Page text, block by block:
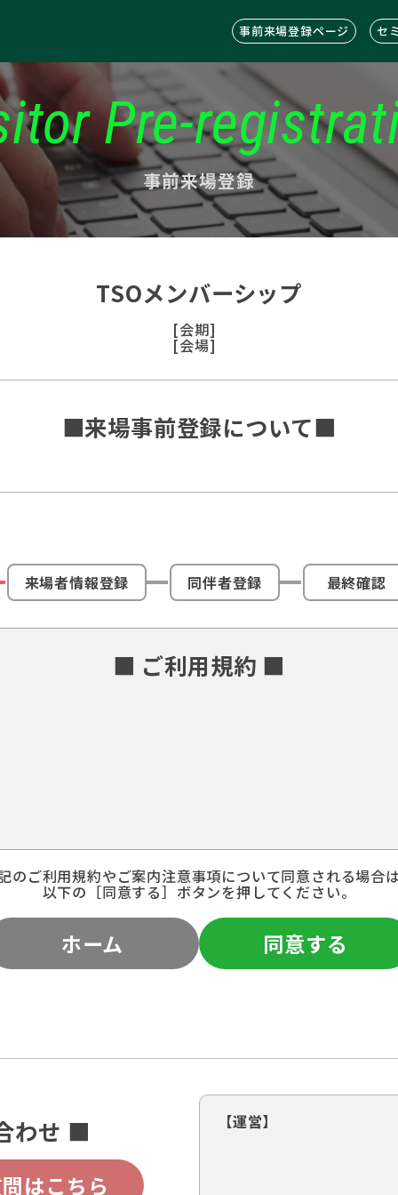
事前来場登録ページ セ
Pre-
事前来場登録
TSOメンバーシップ
[会期]
[会場]
■来場事前登録について■
来場者情報登録 同伴者登録 最終確認
■ ご利用規約 ■
のご利用規約やご案内注意事項について同意される場合
以下の［同意する］ボタンを押してください。
ホーム 同意する
わせ ■
はこちら
【運営】